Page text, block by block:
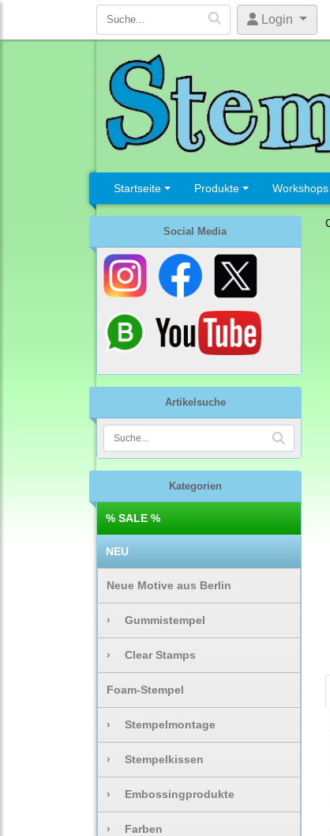
Login
Startseite Produkte Workshops
Social Media
Artikelsuche
Kategorien
% SALE %
NEU
Neue Motive aus Berlin
› Gummistempel
› Clear Stamps
Foam-Stempel
› Stempelmontage
› Stempelkissen
› Embossingprodukte
› Farben